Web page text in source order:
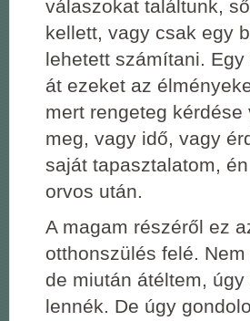
válaszokat találtunk,
kellett, vagy csak egy
lehetett számítani.
át ezeket az
mert rengeteg
meg, vagy idő, vagy
saját tapasztalatom,
orvos után.
A magam részéről ez
otthonszülés felé.
de miután átéltem,
lennék. De úgy